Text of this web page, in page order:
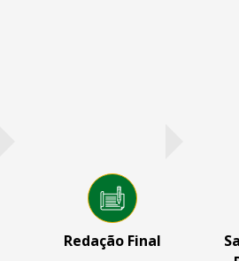
Redação Final